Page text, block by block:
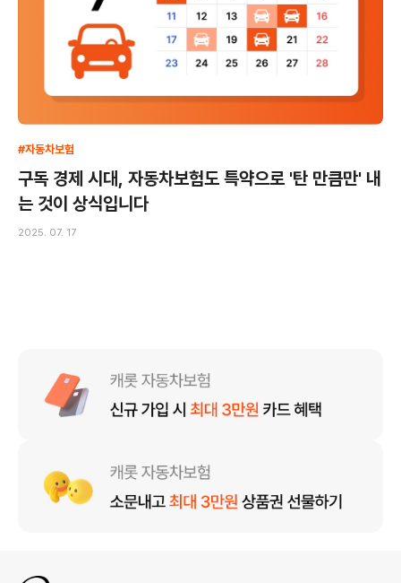
#자동차보험
구독 경제 시대, 자동차보험도 특약으로 '탄 만큼만' 내
는 것이 상식입니다
2025. 07. 17